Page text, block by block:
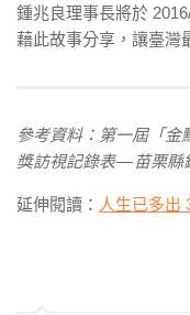
鍾兆良理事長將於
藉此故事分享，讓臺灣
參考資料：第一屆「金
獎訪視記錄表 — 苗栗
延伸閱讀： 人生已多出